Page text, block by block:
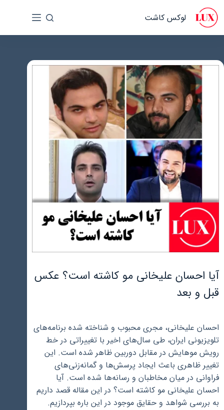
پرش
محتوا
لوکس کاشت
آیا احسان علیخانی مو کاشته است؟ عکس
قبل و بعد
احسان علیخانی، مجری محبوب و شناخته شده برنامه‌های
تلویزیونی ایران، طی سال‌های اخیر با تغییراتی در خط
رویش موهایش در مقابل دوربین ظاهر شده است. این
تغییر ظاهری باعث ایجاد پرسش‌ها و گمانه‌زنی‌های
فراوانی در میان مخاطبان و رسانه‌ها شده است. آیا
احسان علیخانی مو کاشته است؟ در این مقاله قصد داریم
به بررسی شواهد و حقایق موجود در این باره بپردازیم.